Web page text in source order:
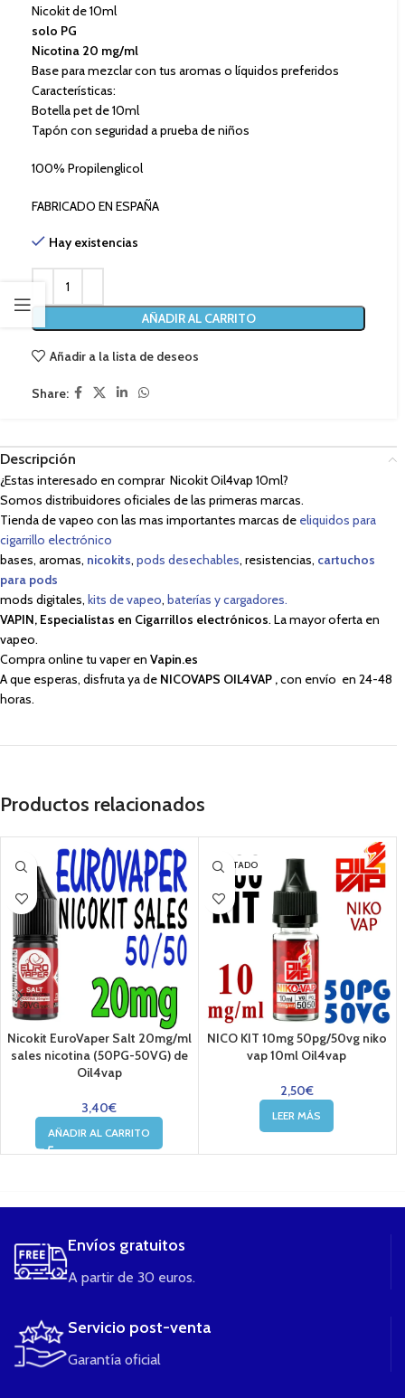
Nicokit de 10ml
solo PG
Nicotina 20 mg/ml
Base para mezclar con tus aromas o líquidos preferidos
Características:
Botella pet de 10ml
Tapón con seguridad a prueba de niños
100% Propilenglicol
FABRICADO EN ESPAÑA
Hay existencias
AÑADIR AL CARRITO
Añadir a la lista de deseos
Share:
Descripción
¿Estas interesado en comprar Nicokit Oil4vap 10ml?
Somos distribuidores oficiales de las primeras marcas.
Tienda de vapeo con las mas importantes marcas de eliquidos para
cigarrillo electrónico
bases, aromas, nicokits, pods desechables, resistencias, cartuchos
para pods
mods digitales, kits de vapeo, baterías y cargadores.
VAPIN, Especialistas en Cigarrillos electrónicos. La mayor oferta en
vapeo.
Compra online tu vaper en Vapin.es
A que esperas, disfruta ya de NICOVAPS OIL4VAP ,con envío en 24-48
horas.
Productos relacionados
Nicokit EuroVaper Salt 20mg/ml
sales nicotina (50PG-50VG) de
Oil4vap
3,40€
AÑADIR AL CARRITO
AGOTADO
NICO KIT 10mg 50pg/50vg niko
vap 10ml Oil4vap
2,50€
LEER MÁS
Envíos gratuitos
A partir de 30 euros.
Servicio post-venta
Garantía oficial